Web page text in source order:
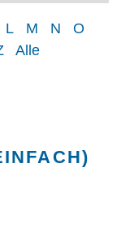
L M N
O
Alle